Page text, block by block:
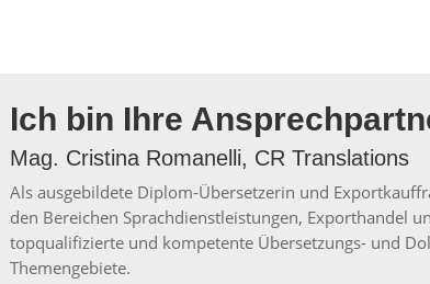
Ich bin Ihre
Mag. Cristina Romanelli, CR Translations
Als ausgebildete Diplom-Übersetzerin und
den Bereichen Sprachdienstleistungen, Exporthandel
topqualifizierte und kompetente Übersetzungs- und
Themengebiete.